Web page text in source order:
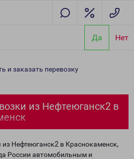
Да Нет
и заказать перевозку
из Нефтеюганск2 в
Нефтеюганск2 в Краснокаменск,
России автомобильным и